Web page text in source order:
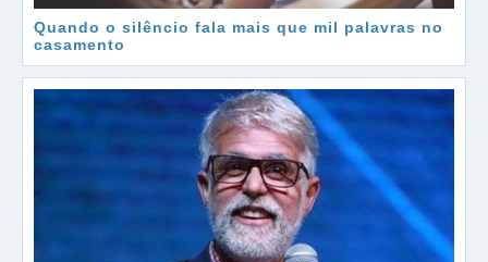
Quando o silêncio fala mais que mil palavras no
casamento